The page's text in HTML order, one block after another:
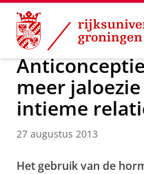
Skip
Content
Skip
Navigation
Over ons Actueel
meer
intieme
27 augustus 2013
Het gebruik van de